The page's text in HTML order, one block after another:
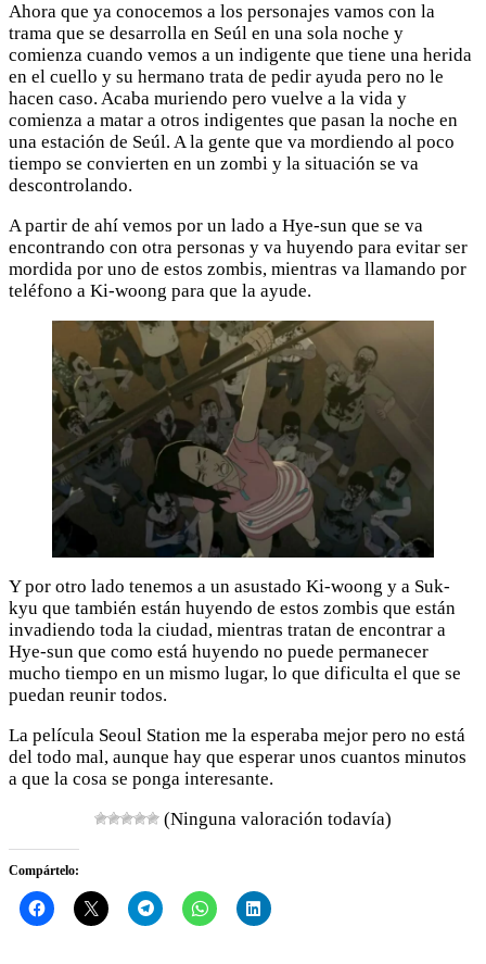
Ahora que ya conocemos a los personajes vamos con la
trama que se desarrolla en Seúl en una sola noche y
comienza cuando vemos a un indigente que tiene una herida
en el cuello y su hermano trata de pedir ayuda pero no le
hacen caso. Acaba muriendo pero vuelve a la vida y
comienza a matar a otros indigentes que pasan la noche en
una estación de Seúl. A la gente que va mordiendo al poco
tiempo se convierten en un zombi y la situación se va
descontrolando.
A partir de ahí vemos por un lado a Hye-sun que se va
encontrando con otra personas y va huyendo para evitar ser
mordida por uno de estos zombis, mientras va llamando por
teléfono a Ki-woong para que la ayude.
Y por otro lado tenemos a un asustado Ki-woong y a Suk-
kyu que también están huyendo de estos zombis que están
invadiendo toda la ciudad, mientras tratan de encontrar a
Hye-sun que como está huyendo no puede permanecer
mucho tiempo en un mismo lugar, lo que dificulta el que se
puedan reunir todos.
La película Seoul Station me la esperaba mejor pero no está
del todo mal, aunque hay que esperar unos cuantos minutos
a que la cosa se ponga interesante.
(Ninguna valoración todavía)
Compártelo: